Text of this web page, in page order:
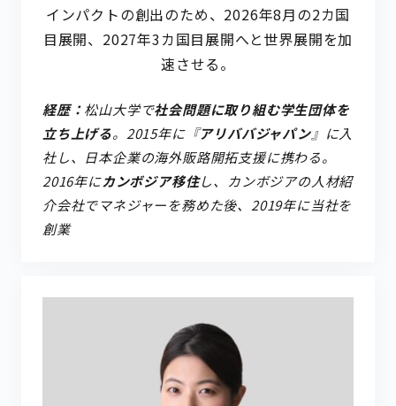
インパクトの創出のため、2026年8月の2カ国
目展開、2027年3カ国目展開へと世界展開を加
速させる。
経歴：松山大学で社会問題に取り組む学生団体を
立ち上げる。2015年に『アリババジャパン』に入
社し、日本企業の海外販路開拓支援に携わる。
2016年にカンボジア移住し、カンボジアの人材紹
介会社でマネジャーを務めた後、2019年に当社を
創業